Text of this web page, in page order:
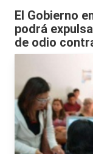
El Gobierno
podrá
de odio